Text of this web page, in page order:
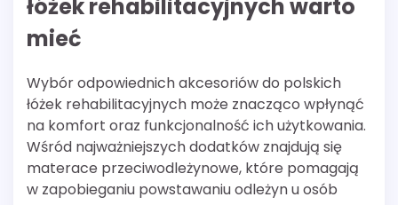
łóżek rehabilitacyjnych warto
mieć
Wybór odpowiednich akcesoriów do polskich
łóżek rehabilitacyjnych może znacząco wpłynąć
na komfort oraz funkcjonalność ich użytkowania.
Wśród najważniejszych dodatków znajdują się
materace przeciwodleżynowe, które pomagają
w zapobieganiu powstawaniu odleżyn u osób